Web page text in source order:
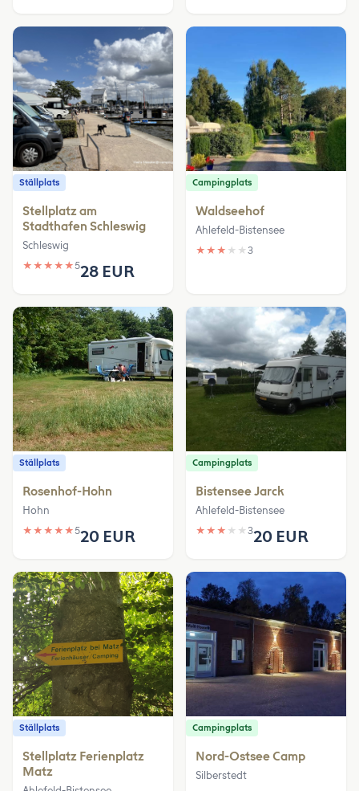
Ställplats
Stellplatz am
Stadthafen Schleswig
Schleswig
★ ★ ★ ★ ★528 EUR
Campingplats
Waldseehof
Ahlefeld-Bistensee
★ ★ ★ ★ ★ 3
Ställplats
Rosenhof-Hohn
Hohn
★ ★ ★ ★ ★520 EUR
Campingplats
Bistensee Jarck
Ahlefeld-Bistensee
★ ★ ★ ★ ★ 320 EUR
Ställplats
Stellplatz Ferienplatz
Matz
Campingplats
Nord-Ostsee Camp
Silberstedt